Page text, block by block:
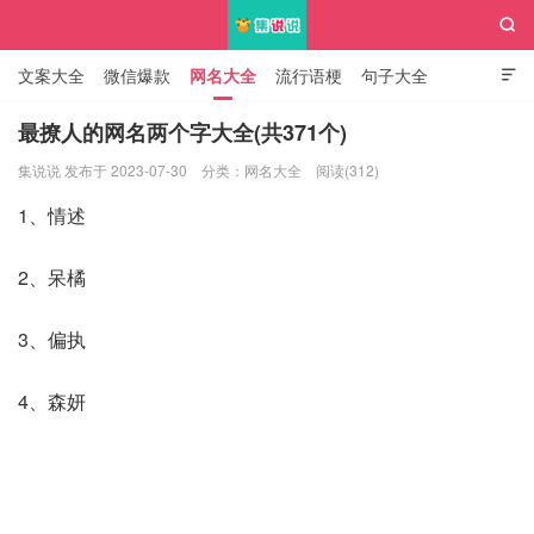

文案大全 微信爆款 网名大全 流行语梗 句子大全
知识大全

最撩人的网名两个字大全(共371个)
集说说 发布于 2023-07-30 分类： 网名大全 阅读(312)
1、情述
2、呆橘
3、偏执
4、森妍